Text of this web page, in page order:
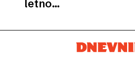
letno
Novo